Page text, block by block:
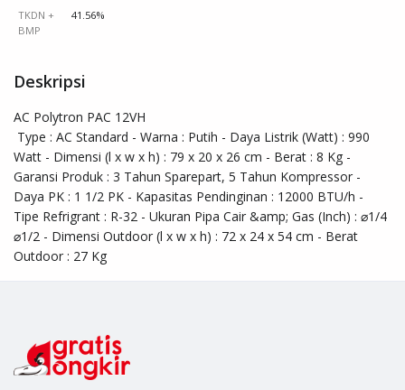
TKDN +
BMP
41.56%
Deskripsi
AC Polytron PAC 12VH
Watt - Dimensi (l x w x h) : 79 x 20 x 26 cm - Berat : 8 Kg -
Garansi Produk : 3 Tahun Sparepart, 5 Tahun Kompressor -
Daya PK : 1 1/2 PK - Kapasitas Pendinginan : 12000 BTU/h -
Tipe Refrigrant : R-32 - Ukuran Pipa Cair &amp; Gas (Inch) : ⌀1/4
⌀1/2 - Dimensi Outdoor (l x w x h) : 72 x 24 x 54 cm - Berat
Outdoor : 27 Kg